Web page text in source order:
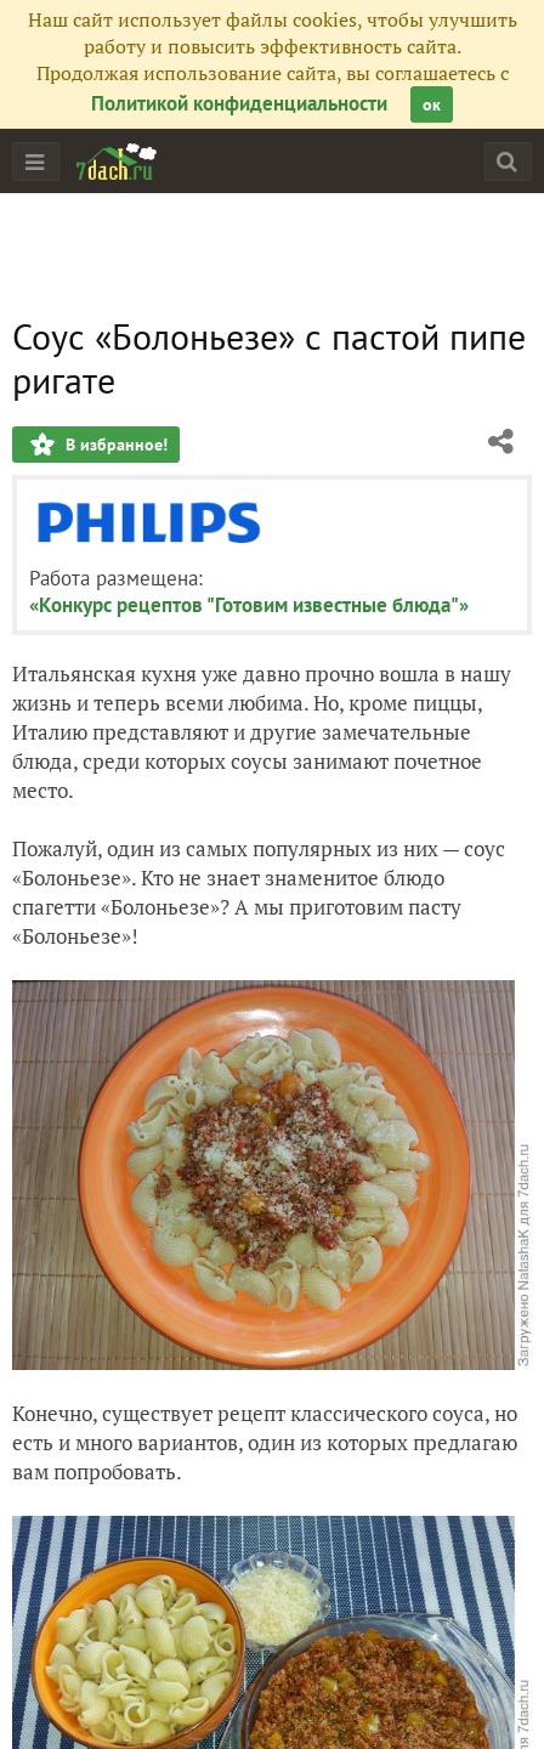
Наш сайт использует файлы cookies, чтобы улучшить
работу и повысить эффективность сайта.
Продолжая использование сайта, вы соглашаетесь с
Политикой конфиденциальности
ок
Соус «Болоньезе» с пастой пипе
ригате
В избранное!
Работа размещена:
«Конкурс рецептов "Готовим известные блюда"»
Итальянская кухня уже давно прочно вошла в нашу
жизнь и теперь всеми любима. Но, кроме пиццы,
Италию представляют и другие замечательные
блюда, среди которых соусы занимают почетное
место.
Пожалуй, один из самых популярных из них — соус
«Болоньезе». Кто не знает знаменитое блюдо
спагетти «Болоньезе»? А мы приготовим пасту
«Болоньезе»!
Конечно, существует рецепт классического соуса, но
есть и много вариантов, один из которых предлагаю
вам попробовать.